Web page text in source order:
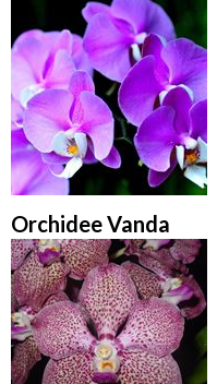
Orchidee Vanda